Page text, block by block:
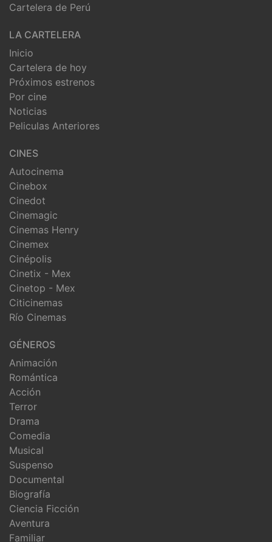
Cartelera de Perú
LA CARTELERA
Inicio
Cartelera de hoy
Próximos estrenos
Por cine
Noticias
Peliculas Anteriores
CINES
Autocinema
Cinebox
Cinedot
Cinemagic
Cinemas Henry
Cinemex
Cinépolis
Cinetix - Mex
Cinetop - Mex
Citicinemas
Río Cinemas
GÉNEROS
Animación
Romántica
Acción
Terror
Drama
Comedia
Musical
Suspenso
Documental
Biografía
Ciencia Ficción
Aventura
Familiar